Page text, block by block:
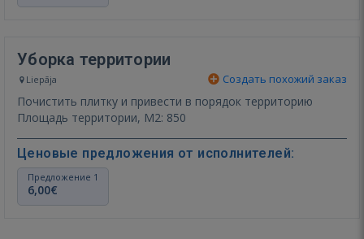
Уборка территории
Liepāja Создать похожий заказ
Почистить плитку и привести в порядок территорию
Площадь территории, М2: 850
Ценовые предложения от исполнителей:
Предложение 1
6,00€